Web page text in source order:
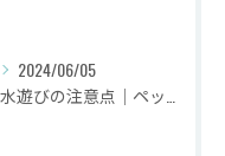
2024/06/05